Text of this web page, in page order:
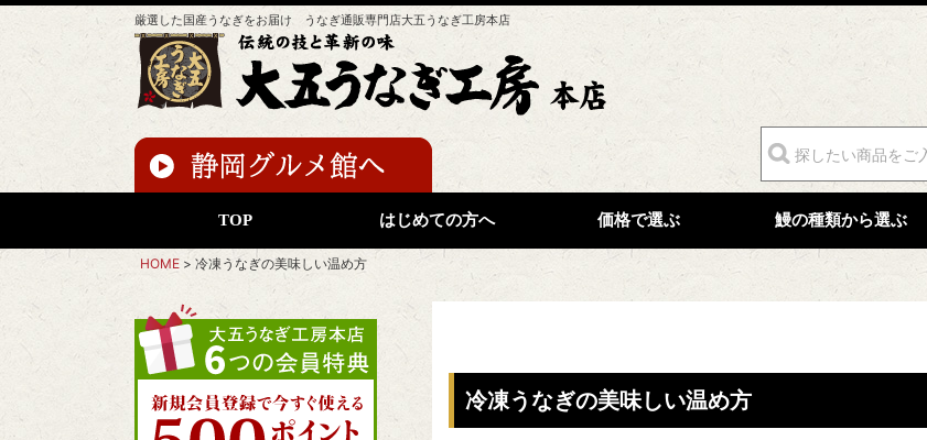
厳選した国産うなぎをお届け うなぎ通販専門店大五うなぎ工房本店
TOP はじめての方へ 価格で選ぶ 鰻の種類から選ぶ
HOME 冷凍うなぎの美味しい温め方
冷凍うなぎの美味しい温め方